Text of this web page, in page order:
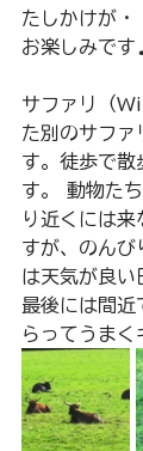
たしかけが・
お楽しみで
サファリ（
た別のサファ
す。徒歩で散
す。 動物た
り近くには来
すが、のんび
は天気が良い
最後には間近
らってうまく